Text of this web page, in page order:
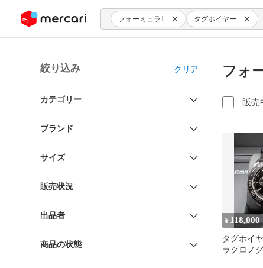
ツにスキップ フォーミュラ1 タグホイヤー
絞り込み クリア
カテゴリー
ブランド
サイズ
販売状況
出品者
商品の状態
フォ
販売
¥ 118,000
タグホイ
ラクロノ